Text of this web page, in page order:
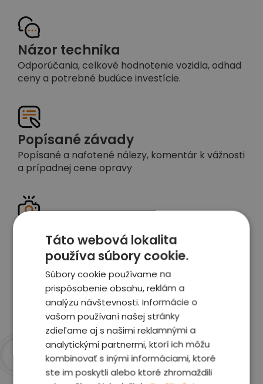
Názor technika
Odporúčania, celkové hodnotenie vozidla, odhad
ceny a potrebné budúce investície.
Popísané závady
Popísané a nafotené nálezy, komentár k vážnosti
a prípadnej cene opravy
Celé auto z exteriéru aj interiéru nafotíme
vrátane závad a poškodení
Zobraziť report
Táto webová lokalita
používa súbory cookie.
Súbory cookie používame na
prispôsobenie obsahu, reklám a
analýzu návštevnosti. Informácie o
vašom používaní našej stránky
zdieľame aj s našimi reklamnými a
analytickými partnermi, ktorí ich môžu
kombinovať s inými informáciami, ktoré
ste im poskytli alebo ktoré zhromaždili